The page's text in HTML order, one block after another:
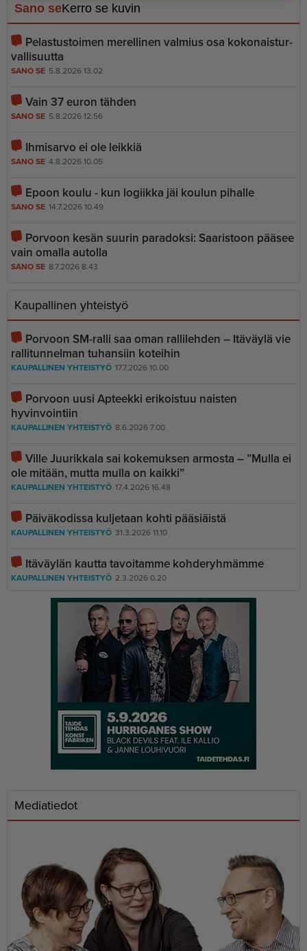
Sano seKerro se kuvin
Pelastustoimen merellinen valmius osa kokonais­tur­
val­li­suutta
SANO SE 5.8.2026 13.02
Vain 37 euron tähden
SANO SE 5.8.2026 12.56
Ihmisarvo ei ole leikkiä
SANO SE 4.8.2026 10.05
Epoon koulu - kun logiikka jäi koulun pihalle
SANO SE 14.7.2026 10.49
Porvoon kesän suurin paradoksi: Saaristoon pääsee
vain omalla autolla
SANO SE 8.7.2026 8.43
Kaupallinen yhteistyö
Porvoon SM-ralli saa oman rallilehden – Itäväylä vie
rallitunnelman tuhansiin koteihin
KAUPALLINEN YHTEISTYÖ 17.7.2026 10.00
Porvoon uusi Apteekki erikoistuu naisten
hyvinvointiin
KAUPALLINEN YHTEISTYÖ 8.6.2026 7.00
Ville Juurikkala sai kokemuksen armosta – ”Mulla ei
ole mitään, mutta mulla on kaikki”
KAUPALLINEN YHTEISTYÖ 17.4.2026 16.48
Päiväkodissa kuljetaan kohti pääsiäistä
KAUPALLINEN YHTEISTYÖ 31.3.2026 11.10
Itäväylän kautta tavoitamme kohderyhmämme
KAUPALLINEN YHTEISTYÖ 2.3.2026 0.20
Mediatiedot